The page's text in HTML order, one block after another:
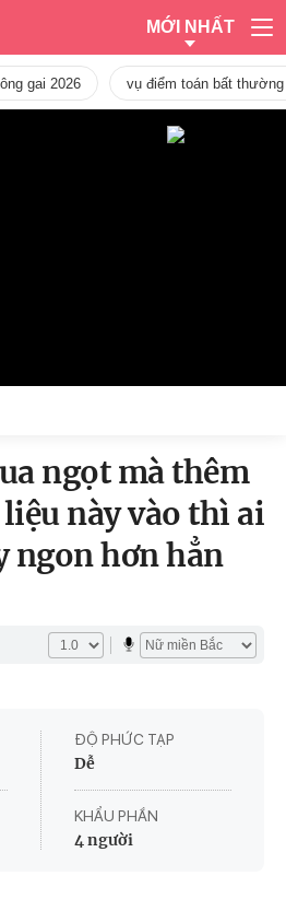
MỚI NHẤT
gai 2026 vụ điểm toán bất
ngọt mà thêm
này vào thì ai
ngon hơn hẳn
ĐỘ PHỨC TẠP
Dễ
KHẨU PHẦN
4 người